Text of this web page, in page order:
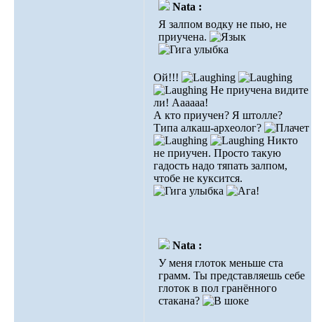
Nata :
Я залпом водку не пью, не
приучена.
Ой!!!
Не приучена видите
ли! Аааааа!
А кто приучен? Я штолле?
Типа алкаш-археолог?
Никто
не приучен. Просто такую
гадость надо тяпать залпом,
чтобе не куксится.
Nata :
У меня глоток меньше ста
грамм. Ты представляешь себе
глоток в пол гранённого
стакана?